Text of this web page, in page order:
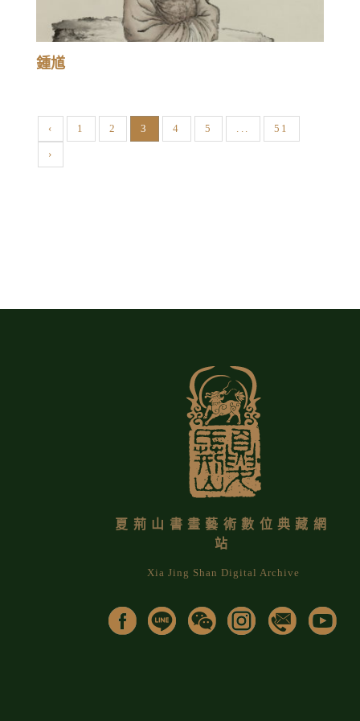
鍾馗
‹ 1 2 3 4 5 51
›
夏荊山書畫藝術數位典藏網
站
Xia Jing Shan Digital Archive